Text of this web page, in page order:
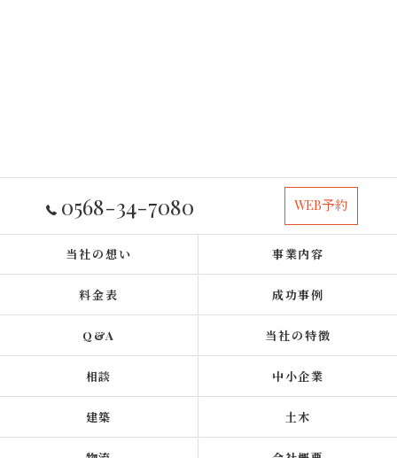
0568-34-7080 WEB予約
当社の想い 事業内容
料金表 成功事例
Q&A 当社の特徴
相談 中小企業
建築 土木